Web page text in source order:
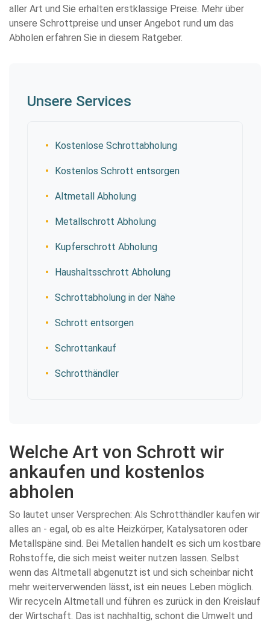
aller Art und Sie erhalten erstklassige Preise. Mehr über
unsere Schrottpreise und unser Angebot rund um das
Abholen erfahren Sie in diesem Ratgeber.
Unsere Services
Kostenlose Schrottabholung
Kostenlos Schrott entsorgen
Altmetall Abholung
Metallschrott Abholung
Kupferschrott Abholung
Haushaltsschrott Abholung
Schrottabholung in der Nähe
Schrott entsorgen
Schrottankauf
Schrotthändler
Welche Art von Schrott wir
ankaufen und kostenlos
abholen
So lautet unser Versprechen: Als Schrotthändler kaufen wir
alles an - egal, ob es alte Heizkörper, Katalysatoren oder
Metallspäne sind. Bei Metallen handelt es sich um kostbare
Rohstoffe, die sich meist weiter nutzen lassen. Selbst
wenn das Altmetall abgenutzt ist und sich scheinbar nicht
mehr weiterverwenden lässt, ist ein neues Leben möglich.
Wir recyceln Altmetall und führen es zurück in den Kreislauf
der Wirtschaft. Das ist nachhaltig, schont die Umwelt und